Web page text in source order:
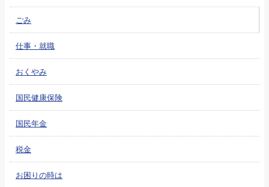
ごみ
仕事・就職
おくやみ
国民健康保険
国民年金
税金
お困りの時は